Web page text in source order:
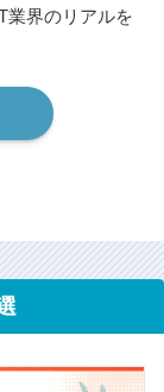
業界のリアルを